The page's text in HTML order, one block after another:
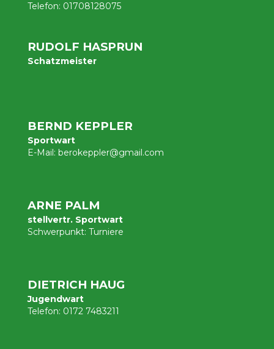
Telefon: 01708128075
RUDOLF HASPRUN
Schatzmeister
BERND KEPPLER
Sportwart
E-Mail: berokeppler@gmail.com
ARNE PALM
stellvertr. Sportwart
Schwerpunkt: Turniere
DIETRICH HAUG
Jugendwart
Telefon: 0172 7483211